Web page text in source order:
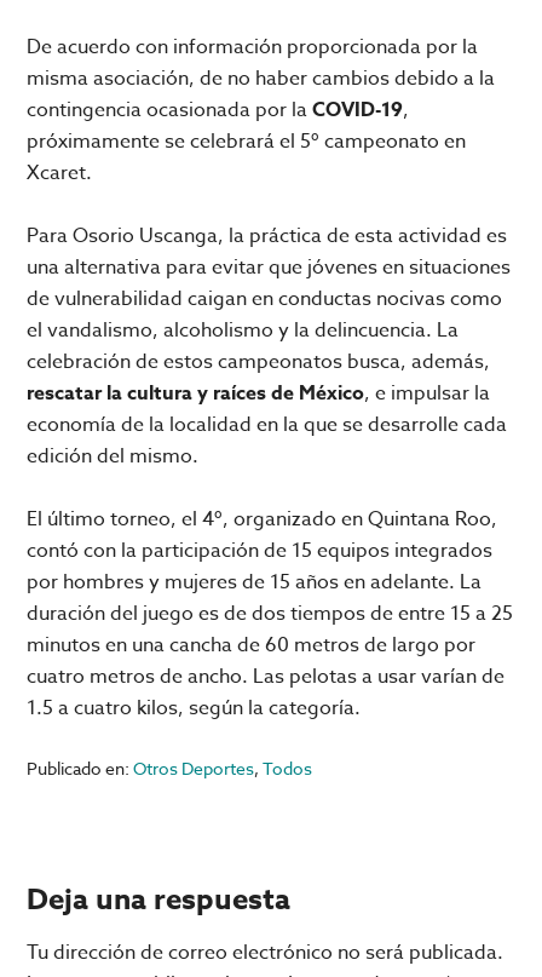
De acuerdo con información proporcionada por la
misma asociación, de no haber cambios debido a la
contingencia ocasionada por laCOVID-19,
próximamente se celebrará el 5º campeonato en
Xcaret.
Para Osorio Uscanga, la práctica de esta actividad es
una alternativa para evitar que jóvenes en situaciones
de vulnerabilidad caigan en conductas nocivas como
el vandalismo, alcoholismo y la delincuencia. La
celebración de estos campeonatos busca, además,
rescatar la cultura y raíces de México, e impulsar la
economía de la localidad en la que se desarrolle cada
edición del mismo.
El último torneo, el 4º, organizado en Quintana Roo,
contó con la participación de 15 equipos integrados
por hombres y mujeres de 15 años en adelante. La
duración del juego es de dos tiempos de entre 15 a 25
minutos en una cancha de 60 metros de largo por
cuatro metros de ancho. Las pelotas a usar varían de
1.5 a cuatro kilos, según la categoría.
Publicado en:Otros Deportes,Todos
Interacciones
con
Deja una respuesta
Tu dirección de correo electrónico no será publicada.